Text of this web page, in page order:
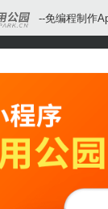
--免编程制作